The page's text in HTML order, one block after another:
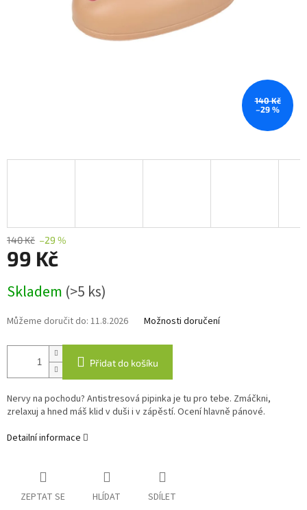
140 Kč
–29 %
140 Kč –29 %
99 Kč
cena:
Skladem (>5 ks)
Můžeme doručit do: 11.8.2026 Možnosti doručení
Přidat do košíku
Nervy na pochodu? Antistresová pipinka je tu pro tebe. Zmáčkni,
zrelaxuj a hned máš klid v duši i v zápěstí. Ocení hlavně pánové.
Detailní informace
ZEPTAT SE HLÍDAT SDÍLET